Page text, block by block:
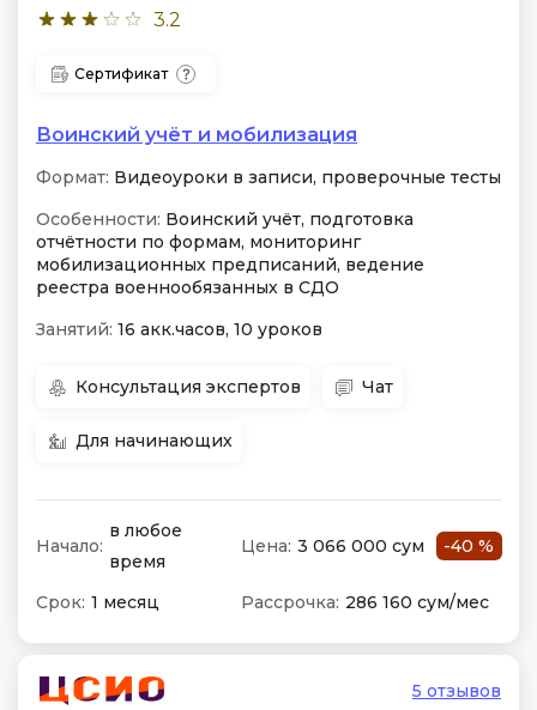
3.2
Сертификат
Воинский учёт и мобилизация
Формат: Видеоуроки в записи, проверочные тесты
Особенности: Воинский учёт, подготовка
отчётности по формам, мониторинг
мобилизационных предписаний, ведение
реестра военнообязанных в СДО
Занятий: 16 акк.часов, 10 уроков
Консультация экспертов Чат
Для начинающих
Начало:
в любое
время
Цена: 3 066 000 сум -40 %
Срок: 1 месяц Рассрочка: 286 160 сум/мес
5 отзывов